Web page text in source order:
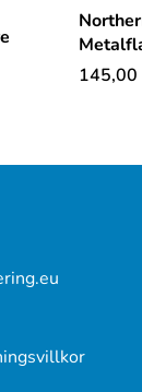
145,00